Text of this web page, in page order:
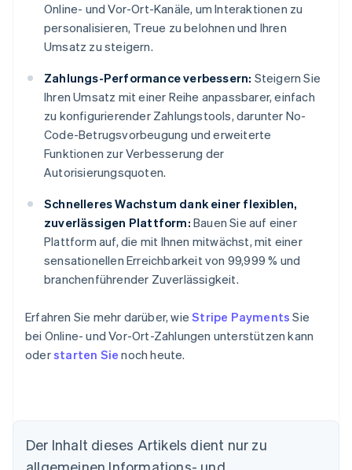
Online- und Vor-Ort-Kanäle, um Interaktionen zu
personalisieren, Treue zu belohnen und Ihren
Umsatz zu steigern.
Zahlungs-Performance verbessern: Steigern Sie
Ihren Umsatz mit einer Reihe anpassbarer, einfach
zu konfigurierender Zahlungstools, darunter No-
Code-Betrugsvorbeugung und erweiterte
Funktionen zur Verbesserung der
Autorisierungsquoten.
Schnelleres Wachstum dank einer flexiblen,
zuverlässigen Plattform: Bauen Sie auf einer
Plattform auf, die mit Ihnen mitwächst, mit einer
sensationellen Erreichbarkeit von 99,999 % und
branchenführender Zuverlässigkeit.
Erfahren Sie mehr darüber, wieStripe Payments Sie
bei Online- und Vor-Ort-Zahlungen unterstützen kann
oderstarten Sie noch heute.
Der Inhalt dieses Artikels dient nur zu